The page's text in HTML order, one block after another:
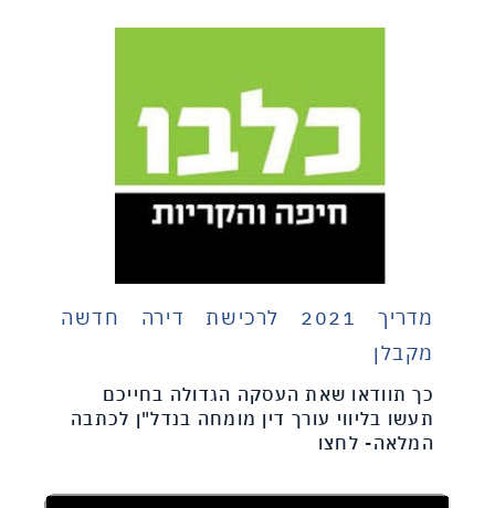
מדריך 2021 לרכישת דירה חדשה
מקבלן
כך תוודאו שאת העסקה הגדולה בחייכם
תעשו בליווי עורך דין מומחה בנדל"ן לכתבה
המלאה- לחצו